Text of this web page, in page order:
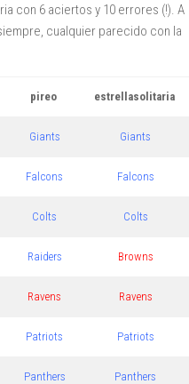
con 6 aciertos y 10 errores (!). A
cualquier parecido con la
pireo estrellasolitaria
Giants Giants
Falcons Falcons
Colts Colts
Raiders Browns
Ravens Ravens
Patriots Patriots
Panthers Panthers